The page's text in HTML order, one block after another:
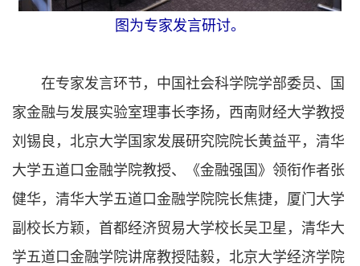
图为专家发言研讨。
在专家发言环节，中国社会科学院学部委员、国
家金融与发展实验室理事长李扬，西南财经大学教授
刘锡良，北京大学国家发展研究院院长黄益平，清华
大学五道口金融学院教授、《金融强国》领衔作者张
健华，清华大学五道口金融学院院长焦捷，厦门大学
副校长方颖，首都经济贸易大学校长吴卫星，清华大
学五道口金融学院讲席教授陆毅，北京大学经济学院